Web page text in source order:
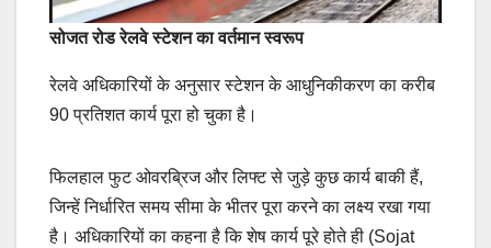
सोजत रोड रेलवे स्टेशन का वर्तमान स्वरूप
रेलवे अधिकारियों के अनुसार स्टेशन के आधुनिकीकरण का करीब
90 प्रतिशत कार्य पूरा हो चुका है।
फिलहाल फुट ओवरब्रिज और लिफ्ट से जुड़े कुछ कार्य बाकी हैं,
जिन्हें निर्धारित समय सीमा के भीतर पूरा करने का लक्ष्य रखा गया
है। अधिकारियों का कहना है कि शेष कार्य पूरे होते ही (Sojat